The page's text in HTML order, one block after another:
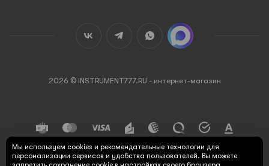
2026 © INSTRUMENT777.RU - интернет-магазин
Мы используем cookies и рекомендательные технологии для
персонализации сервисов и удобства пользователей. Вы можете